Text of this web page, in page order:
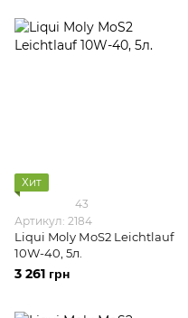
Хит
43
Артикул: 2184
Liqui Moly МoS2 Leichtlauf
10W-40, 5л.
3 261 грн